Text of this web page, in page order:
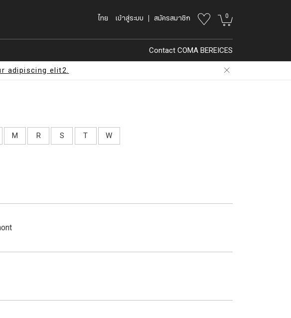
ไทย เข้าสู่ระบบ สมัครสมาชิก 0
Contact COMA BEREICES
adipiscing elit2.
M R S T W